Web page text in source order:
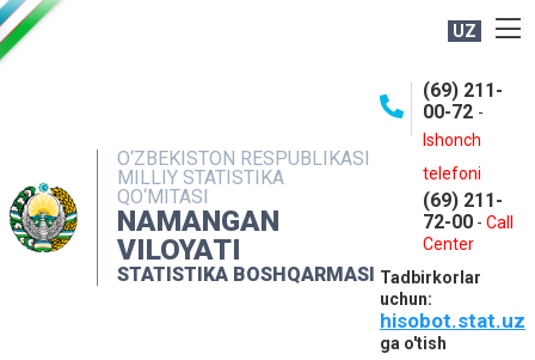
UZ
O‘ZBEKISTON RESPUBLIKASI
MILLIY STATISTIKA
QO‘MITASI
NAMANGAN
VILOYATI
STATISTIKA BOSHQARMASI
(69) 211-
00-72 -
Ishonch
telefoni
(69) 211-
72-00 - Call
Center
Tadbirkorlar
uchun:
hisobot.stat.uz
ga o'tish
NASHRLAR
INTERAKTIV XIZMATLAR
MATBUOT XIZMATI
MUROJAATLAR